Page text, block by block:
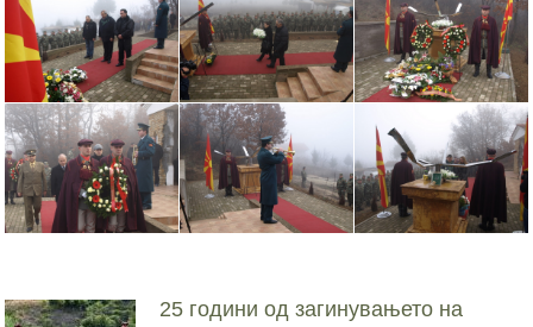
25 години од загинувањето на